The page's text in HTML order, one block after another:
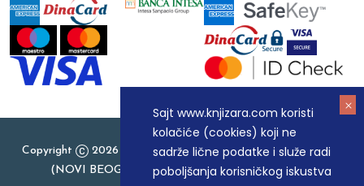
Sajt www.knjizara.com koristi
kolačiće (cookies) koji ne
sadrže lične podatke i služe radi
poboljšanja korisničkog iskustva
Copyright
2026 Knjizara.com - MAKART DOO BEOGRAD
(NOVI BEOGRAD), PIB: 105184104, MB: 20337524